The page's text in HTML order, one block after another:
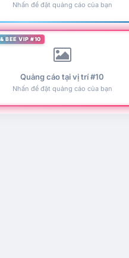
Nhấn để đặt quảng cáo của bạn
BEE VIP #10
Quảng cáo tại vị trí #10
Nhấn để đặt quảng cáo của bạn